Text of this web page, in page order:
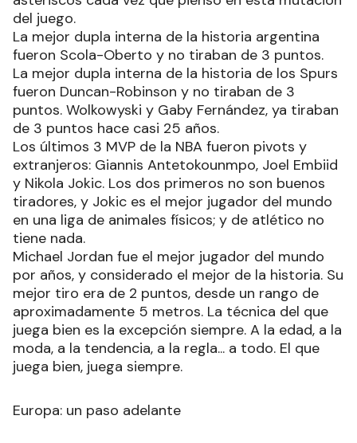
del juego.
La mejor dupla interna de la historia argentina
fueron Scola-Oberto y no tiraban de 3 puntos.
La mejor dupla interna de la historia de los Spurs
fueron Duncan-Robinson y no tiraban de 3
puntos. Wolkowyski y Gaby Fernández, ya tiraban
de 3 puntos hace casi 25 años.
Los últimos 3 MVP de la NBA fueron pivots y
extranjeros: Giannis Antetokounmpo, Joel Embiid
y Nikola Jokic. Los dos primeros no son buenos
tiradores, y Jokic es el mejor jugador del mundo
en una liga de animales físicos; y de atlético no
tiene nada.
Michael Jordan fue el mejor jugador del mundo
por años, y considerado el mejor de la historia. Su
mejor tiro era de 2 puntos, desde un rango de
aproximadamente 5 metros. La técnica del que
juega bien es la excepción siempre. A la edad, a la
moda, a la tendencia, a la regla... a todo. El que
juega bien, juega siempre.
Europa: un paso adelante